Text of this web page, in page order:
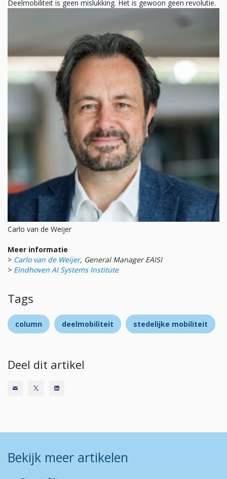
Deelmobiliteit is geen mislukking. Het is gewoon geen revolutie.
Carlo van de Weijer
Meer informatie
> Carlo van de Weijer, General Manager EAISI
> Eindhoven AI Systems Institute
Tags
column deelmobiliteit stedelijke mobiliteit
Deel dit artikel
Bekijk meer artikelen